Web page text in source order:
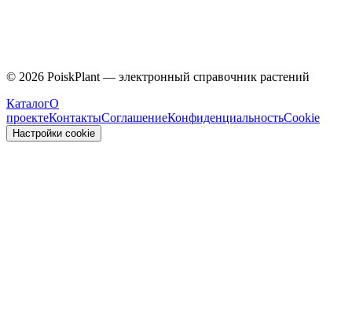
© 2026 PoiskPlant — электронный справочник растений
КаталогО
проектеКонтактыСоглашениеКонфиденциальностьCookie
Настройки cookie